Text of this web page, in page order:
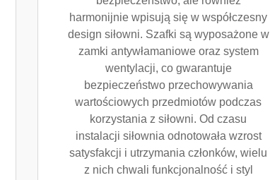
harmonijnie wpisują się w współczesny
design siłowni. Szafki są wyposażone w
zamki antywłamaniowe oraz system
wentylacji, co gwarantuje
bezpieczeństwo przechowywania
wartościowych przedmiotów podczas
korzystania z siłowni. Od czasu
instalacji siłownia odnotowała wzrost
satysfakcji i utrzymania członków, wielu
z nich chwali funkcjonalność i styl